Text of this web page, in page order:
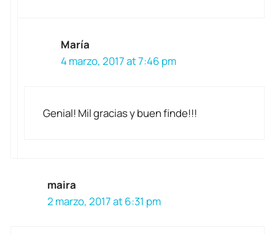
María
4 marzo, 2017 at 7:46 pm
Genial! Mil gracias y buen finde!!!
maira
2 marzo, 2017 at 6:31 pm